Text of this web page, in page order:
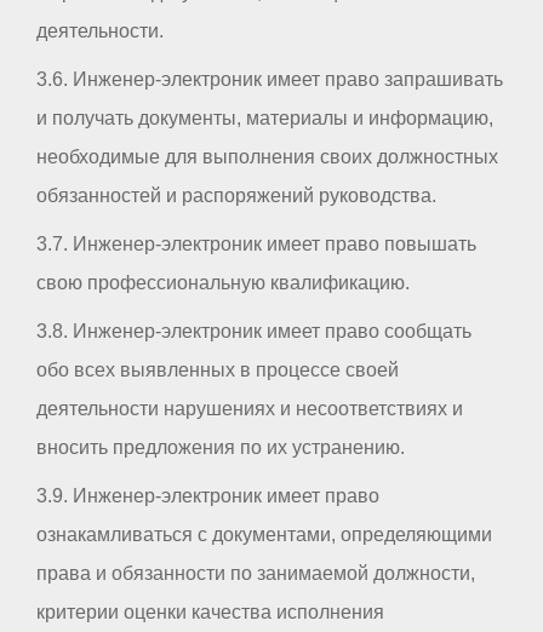
деятельности.
3.6. Инженер-электроник имеет право запрашивать
и получать документы, материалы и информацию,
необходимые для выполнения своих должностных
обязанностей и распоряжений руководства.
3.7. Инженер-электроник имеет право повышать
свою профессиональную квалификацию.
3.8. Инженер-электроник имеет право сообщать
обо всех выявленных в процессе своей
деятельности нарушениях и несоответствиях и
вносить предложения по их устранению.
3.9. Инженер-электроник имеет право
ознакамливаться с документами, определяющими
права и обязанности по занимаемой должности,
критерии оценки качества исполнения